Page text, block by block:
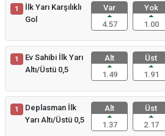
1
İlk Yarı Karşılıklı
Gol
Var
4.57
Yok
1.00
1
Ev Sahibi İlk Yarı
Altı/Üstü 0,5
Alt
1.49
Üst
1.91
1
Deplasman İlk
Yarı Altı/Üstü 0,5
Alt
1.37
Üst
2.17